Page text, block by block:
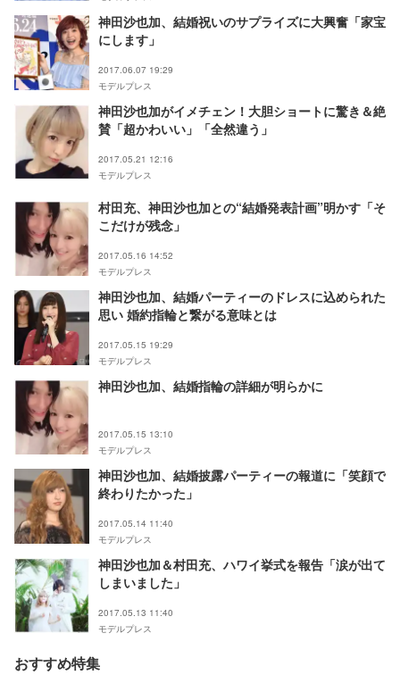
神田沙也加、結婚祝いのサプライズに大興奮「家宝
にします」
2017.06.07 19:29
モデルプレス
神田沙也加がイメチェン！大胆ショートに驚き＆絶
賛「超かわいい」「全然違う」
2017.05.21 12:16
モデルプレス
村田充、神田沙也加との“結婚発表計画”明かす「そ
こだけが残念」
2017.05.16 14:52
モデルプレス
神田沙也加、結婚パーティーのドレスに込められた
思い 婚約指輪と繋がる意味とは
2017.05.15 19:29
モデルプレス
神田沙也加、結婚指輪の詳細が明らかに
2017.05.15 13:10
モデルプレス
神田沙也加、結婚披露パーティーの報道に「笑顔で
終わりたかった」
2017.05.14 11:40
モデルプレス
神田沙也加＆村田充、ハワイ挙式を報告「涙が出て
しまいました」
2017.05.13 11:40
モデルプレス
おすすめ特集